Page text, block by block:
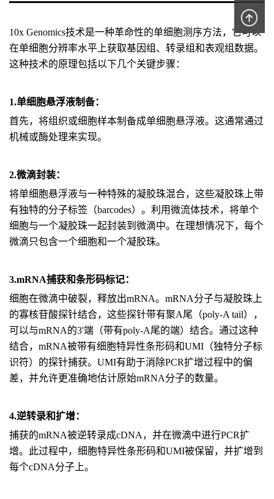
10x Genomics技术是一种革命性的单细胞测序方法，它可以
在单细胞分辨率水平上获取基因组、转录组和表观组数据。
这种技术的原理包括以下几个关键步骤：
1.单细胞悬浮液制备：
首先，将组织或细胞样本制备成单细胞悬浮液。这通常通过
机械或酶处理来实现。
2.微滴封装：
将单细胞悬浮液与一种特殊的凝胶珠混合，这些凝胶珠上带
有独特的分子标签（barcodes）。利用微流体技术，将单个
细胞与一个凝胶珠一起封装到微滴中。在理想情况下，每个
微滴只包含一个细胞和一个凝胶珠。
3.mRNA捕获和条形码标记：
细胞在微滴中破裂，释放出mRNA。mRNA分子与凝胶珠上
的寡核苷酸探针结合，这些探针带有聚A尾（poly-A tail），
可以与mRNA的3'端（带有poly-A尾的端）结合。通过这种
结合，mRNA被带有细胞特异性条形码和UMI（独特分子标
识符）的探针捕获。UMI有助于消除PCR扩增过程中的偏
差，并允许更准确地估计原始mRNA分子的数量。
4.逆转录和扩增：
捕获的mRNA被逆转录成cDNA，并在微滴中进行PCR扩
增。此过程中，细胞特异性条形码和UMI被保留，并扩增到
每个cDNA分子上。